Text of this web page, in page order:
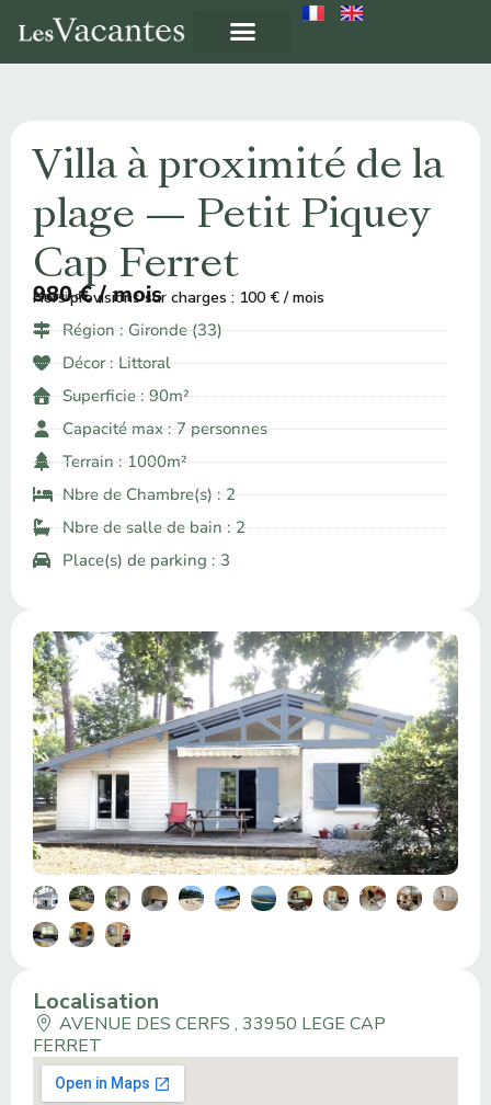
Villa à proximité de la
plage — Petit Piquey
Cap Ferret
À partir de ​
980 € / mois
Hors provisions sur charges : 100 € / mois
Région :Gironde (33)
Décor :Littoral
Superficie : 90m²
Capacité max : 7 personnes
Terrain : 1000m²
Nbre de Chambre(s) : 2
Nbre de salle de bain : 2
Place(s) de parking : 3
Localisation
AVENUE DES CERFS , 33950 LEGE CAP
FERRET